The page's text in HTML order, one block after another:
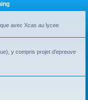
avec Xcas au lycee
y compris projet d'epreuve